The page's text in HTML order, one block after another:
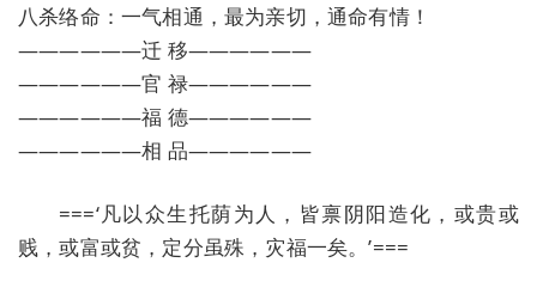
八杀络命：一气相通，最为亲切，通命有情！
——————迁 移——————
——————官 禄——————
——————福 德——————
——————相 品——————
===‘凡以众生托荫为人，皆禀阴阳造化，或贵或
贱，或富或贫，定分虽殊，灾福一矣。’===